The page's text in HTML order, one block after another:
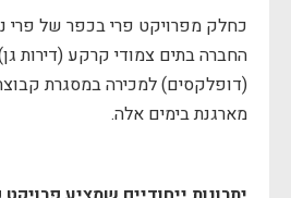
כחלק מפרויקט פרי בכפר של פרי
החברה בתים צמודי קרקע (דירות
(דופלקסים) למכירה במסגרת
מארגנת בימים אלה.